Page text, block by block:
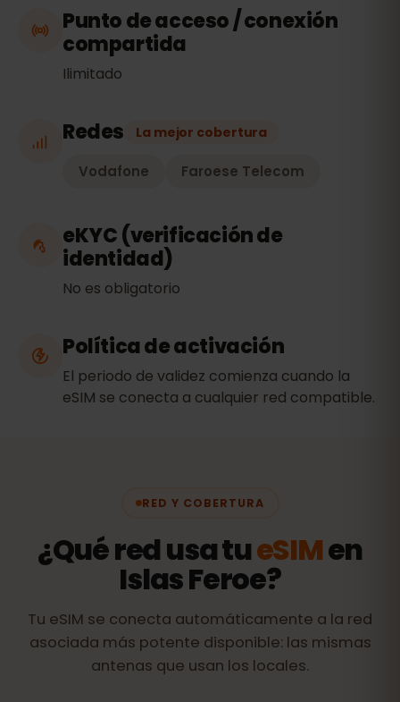
Punto de acceso / conexión
compartida
Ilimitado
Redes La mejor cobertura
Vodafone Faroese Telecom
eKYC (verificación de
identidad)
No es obligatorio
Política de activación
El periodo de validez comienza cuando la
eSIM se conecta a cualquier red compatible.
RED Y COBERTURA
¿Qué red usa tueSIMen
Islas Feroe?
Tu eSIM se conecta automáticamente a la red
asociada más potente disponible: las mismas
antenas que usan los locales.